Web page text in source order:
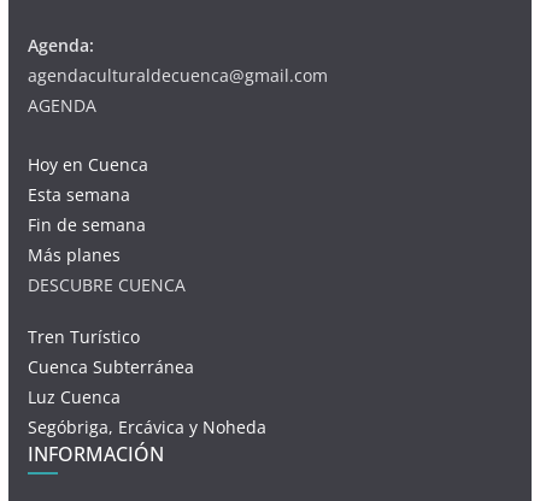
Agenda:
agendaculturaldecuenca@gmail.com
AGENDA
Hoy en Cuenca
Esta semana
Fin de semana
Más planes
DESCUBRE CUENCA
Tren Turístico
Cuenca Subterránea
Luz Cuenca
Segóbriga, Ercávica y Noheda
INFORMACIÓN